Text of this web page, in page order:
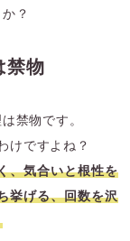
？
禁物
禁物です。
けですよね？
、気合いと根性を
挙げる、回数を沢